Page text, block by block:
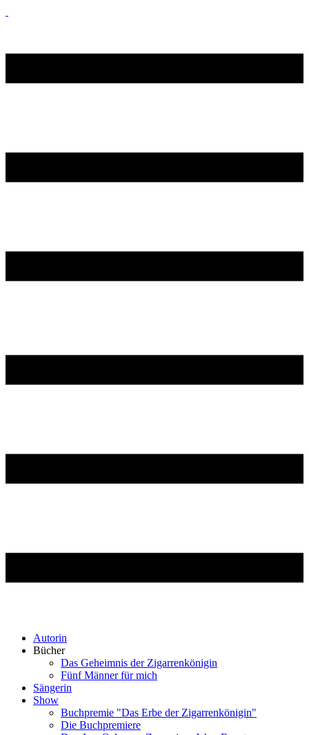
Autorin
Bücher
Das Geheimnis der Zigarrenkönigin
Fünf Männer für mich
Sängerin
Show
Buchpremie "Das Erbe der Zigarrenkönigin"
Die Buchpremiere